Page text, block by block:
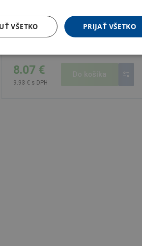
Nie je skladom
8.07 €
9.93 € s DPH
PRIJAŤ VŠETKO
VŠETKO